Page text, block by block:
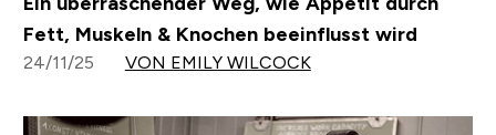
Fett, Muskeln & Knochen beeinflusst wird
24/11/25 VON EMILY WILCOCK